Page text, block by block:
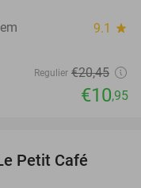
9.1 star
Regulier €20,45
€10,95
Petit Café